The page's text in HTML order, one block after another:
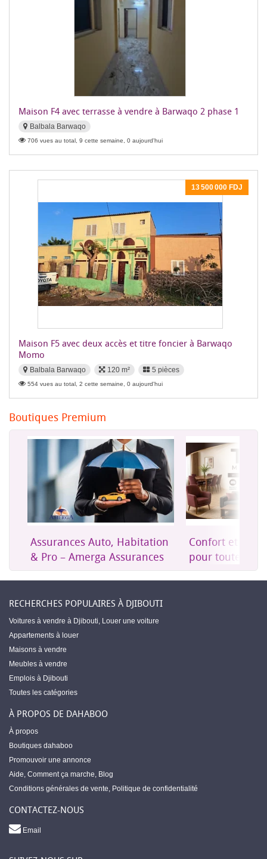
Maison F4 avec terrasse à vendre à Barwaqo 2 phase 1
Balbala Barwaqo
706 vues au total, 9 cette semaine, 0 aujourd'hui
13 500 000 FDJ
Maison F5 avec deux accès et titre foncier à Barwaqo
Momo
Balbala Barwaqo 120 m² 5 pièces
554 vues au total, 2 cette semaine, 0 aujourd'hui
Boutiques Premium
Confort et mobilier moderne
pour toute la maison
Une
accessible à
RECHERCHES POPULAIRES À DJIBOUTI
Voitures à vendre à Djibouti, Louer une voiture
Appartements à louer
Maisons à vendre
Meubles à vendre
Emplois à Djibouti
Toutes les catégories
À PROPOS DE DAHABOO
À propos
Boutiques dahaboo
Promouvoir une annonce
Aide, Comment ça marche, Blog
Conditions générales de vente, Politique de confidentialité
CONTACTEZ-NOUS
Email